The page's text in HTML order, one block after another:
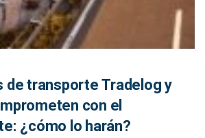
de transporte Tradelog y
con el
¿cómo lo harán?